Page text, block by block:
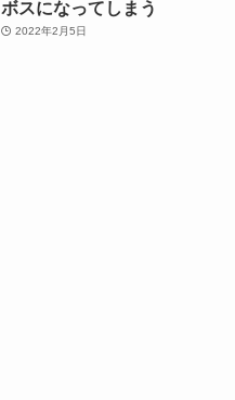
ボスになってしまう
2022年2月5日